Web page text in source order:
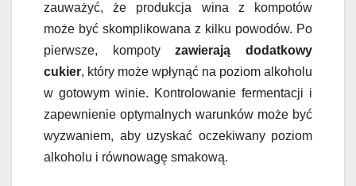
zauważyć, że produkcja wina z kompotów
może być skomplikowana z kilku powodów. Po
pierwsze, kompotyzawierają dodatkowy
cukier, który może wpłynąć na poziom alkoholu
w gotowym winie. Kontrolowanie fermentacji i
zapewnienie optymalnych warunków może być
wyzwaniem, aby uzyskać oczekiwany poziom
alkoholu i równowagę smakową.